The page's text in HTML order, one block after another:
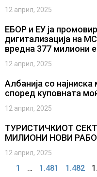
12 април, 2025
ЕБОР и ЕУ ја
дигитализација на
вредна 377 милиони
12 април, 2025
Албанија со
според куповната
12 април, 2025
ТУРИСТИЧКИОТ
МИЛИОНИ НОВИ
12 април, 2025
1 … 1.481 1.482